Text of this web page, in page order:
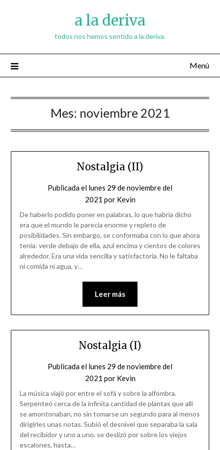
a la deriva
todos nos hemos sentido a la deriva.
Menú
Mes: noviembre 2021
Nostalgia (II)
Publicada el lunes 29 de noviembre del
2021 por Kevin
De haberlo podido poner en palabras, lo que habría dicho
era que el mundo le parecía enorme y repleto de
posibilidades. Sin embargo, se conformaba con lo que ahora
tenía: verde debajo de ella, azul encima y cientos de colores
alrededor. Era una vida sencilla y satisfactoria. No le faltaba
ni comida ni agua, y…
Leer más
Nostalgia (I)
Publicada el lunes 29 de noviembre del
2021 por Kevin
La música viajó por entre el sofá y sobre la alfombra.
Serpenteó cerca de la infinita cantidad de plantas que allí
se amontonaban, no sin tomarse un segundo para al menos
dirigirles unas notas. Subió el desnivel que separaba la sala
del recibidor y uno a uno, se deslizó por sobre los viejos
escalones, hasta…